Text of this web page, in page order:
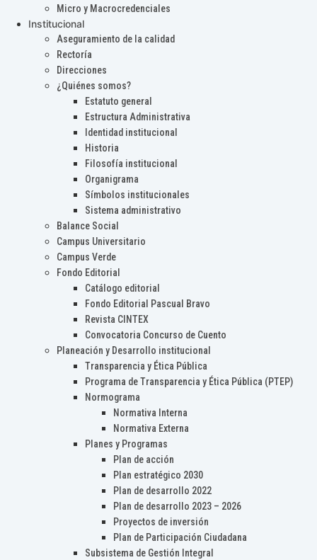
Micro y Macrocredenciales
Institucional
Aseguramiento de la calidad
Rectoría
Direcciones
¿Quiénes somos?
Estatuto general
Estructura Administrativa
Identidad institucional
Historia
Filosofía institucional
Organigrama
Símbolos institucionales
Sistema administrativo
Balance Social
Campus Universitario
Campus Verde
Fondo Editorial
Catálogo editorial
Fondo Editorial Pascual Bravo
Revista CINTEX
Convocatoria Concurso de Cuento
Planeación y Desarrollo institucional
Transparencia y Ética Pública
Programa de Transparencia y Ética Pública (PTEP)
Normograma
Normativa Interna
Normativa Externa
Planes y Programas
Plan de acción
Plan estratégico 2030
Plan de desarrollo 2022
Plan de desarrollo 2023 – 2026
Proyectos de inversión
Plan de Participación Ciudadana
Subsistema de Gestión Integral